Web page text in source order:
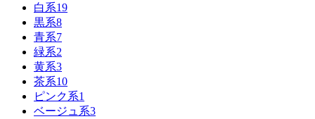
白系19
黒系8
青系7
緑系2
黄系3
茶系10
ピンク系1
ベージュ系3